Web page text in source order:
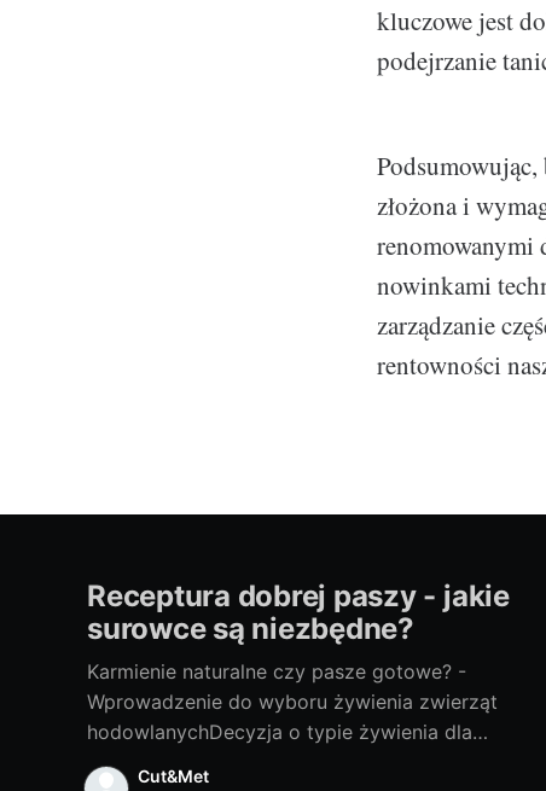
kluczowe jest
podejrzanie
złożona i
renomowanymi
nowinkami
zarządzanie
rentowności
Receptura dobrej paszy - jakie
surowce są niezbędne?
Karmienie naturalne czy pasze gotowe? -
Wprowadzenie do wyboru żywienia zwierząt
hodowlanychDecyzja o typie żywienia dla
twoich zwierząt hodowlanych to niełatwy
Cut&Met